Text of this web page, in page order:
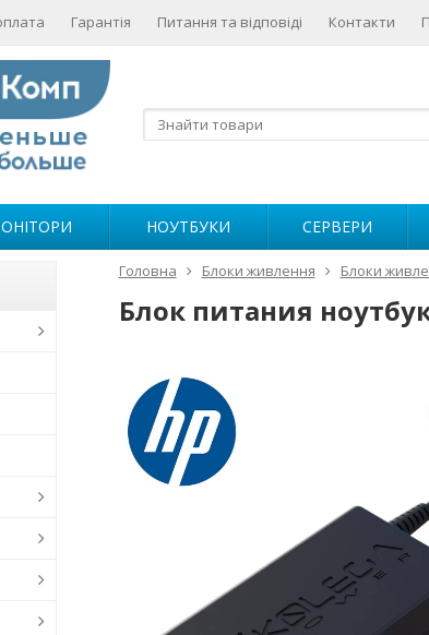
Гарантія Питання та відповіді Контакти
НОУТБУКИ СЕРВЕРИ
Головна Блоки живлення Блоки
Блок питания